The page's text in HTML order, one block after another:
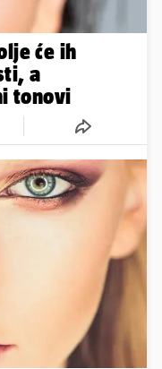
će ih
a
tonovi